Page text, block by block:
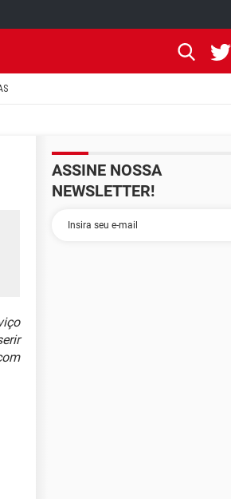
ASSINE NOSSA
NEWSLETTER!